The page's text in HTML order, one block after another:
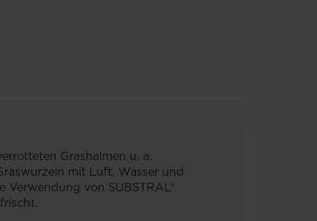
Grashalmen u. a.
mit Luft, Wasser und
von SUBSTRAL®